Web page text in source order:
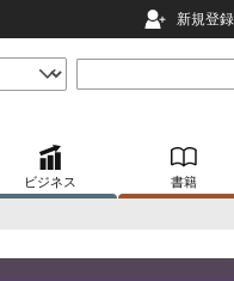
新規登録
ビジネス 書籍